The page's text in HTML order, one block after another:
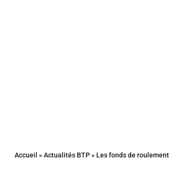
Accueil »Actualités BTP» Les fonds de roulement